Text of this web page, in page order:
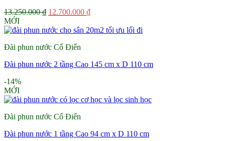
13.250.000₫ Giá
là:
12.700.000 ₫Giá
tại
MỚI
Đài phun nước Cổ Điển
Đài phun nước 2 tầng Cao 145 cm x D 110 cm
-14%
MỚI
Đài phun nước Cổ Điển
Đài phun nước 1 tầng Cao 94 cm x D 110 cm